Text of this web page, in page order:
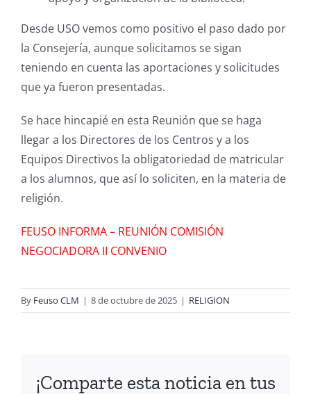
Desde USO vemos como positivo el paso dado por
la Consejería, aunque solicitamos se sigan
teniendo en cuenta las aportaciones y solicitudes
que ya fueron presentadas.
Se hace hincapié en esta Reunión que se haga
llegar a los Directores de los Centros y a los
Equipos Directivos la obligatoriedad de matricular
a los alumnos, que así lo soliciten, en la materia de
religión.
FEUSO INFORMA – REUNIÓN COMISIÓN
NEGOCIADORA II CONVENIO
By Feuso CLM | 8 de octubre de 2025 | RELIGION
¡Comparte esta noticia en tus